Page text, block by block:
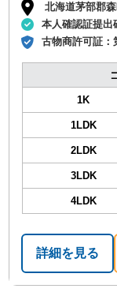
北海道茅部郡
本人確認証提出
古物商許可証：
1K
1LDK
2LDK
3LDK
4LDK
詳細を見る